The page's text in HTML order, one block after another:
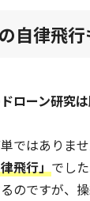
自律飛
ドローン研究
ではありま
飛行」でし
のですが、